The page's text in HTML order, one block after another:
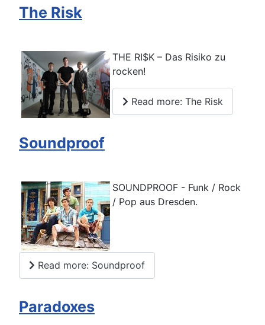
The Risk
THE RI$K – Das Risiko zu
rocken!
Read more: The Risk
Soundproof
SOUNDPROOF - Funk / Rock
/ Pop aus Dresden.
Read more: Soundproof
Paradoxes